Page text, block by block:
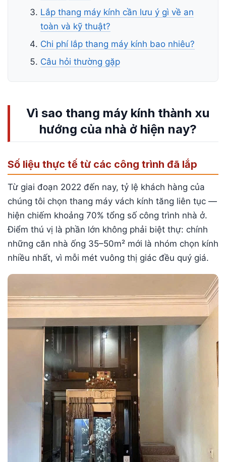
Lắp thang máy kính cần lưu ý gì về an
toàn và kỹ thuật?
Chi phí lắp thang máy kính bao nhiêu?
Câu hỏi thường gặp
Vì sao thang máy kính thành xu
hướng của nhà ở hiện nay?
Số liệu thực tế từ các công trình đã lắp
Từ giai đoạn 2022 đến nay, tỷ lệ khách hàng của
chúng tôi chọn thang máy vách kính tăng liên tục —
hiện chiếm khoảng 70% tổng số công trình nhà ở.
Điểm thú vị là phần lớn không phải biệt thự: chính
những căn nhà ống 35–50m² mới là nhóm chọn kính
nhiều nhất, vì mỗi mét vuông thị giác đều quý giá.